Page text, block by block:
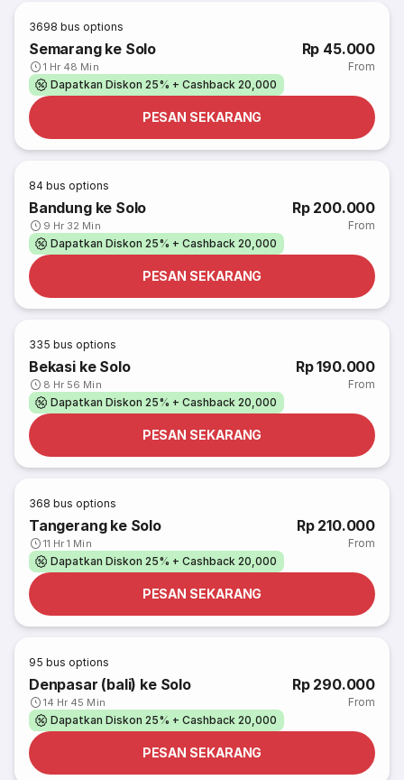
3698 bus options
Semarang ke Solo
1 Hr 48 Min
Rp 45.000
From
Dapatkan Diskon 25% + Cashback 20,000
PESAN SEKARANG
84 bus options
Bandung ke Solo
9 Hr 32 Min
Rp 200.000
From
Dapatkan Diskon 25% + Cashback 20,000
PESAN SEKARANG
335 bus options
Bekasi ke Solo
8 Hr 56 Min
Rp 190.000
From
Dapatkan Diskon 25% + Cashback 20,000
PESAN SEKARANG
368 bus options
Tangerang ke Solo
11 Hr 1 Min
Rp 210.000
From
Dapatkan Diskon 25% + Cashback 20,000
PESAN SEKARANG
95 bus options
Denpasar (bali) ke Solo
14 Hr 45 Min
Rp 290.000
From
Dapatkan Diskon 25% + Cashback 20,000
PESAN SEKARANG